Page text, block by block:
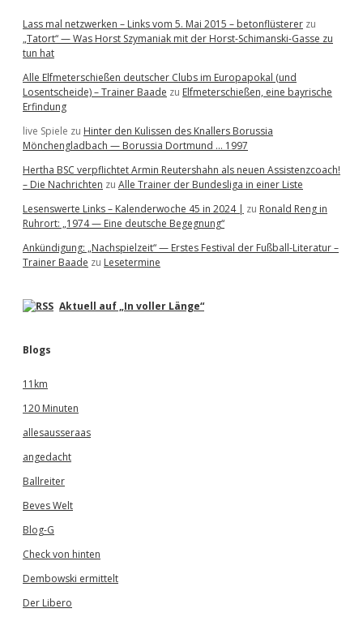
Lass mal netzwerken – Links vom 5. Mai 2015 – betonflüsterer zu
„Tatort“ — Was Horst Szymaniak mit der Horst-Schimanski-Gasse zu
tun hat
Alle Elfmeterschießen deutscher Clubs im Europapokal (und
Losentscheide) – Trainer Baade zu Elfmeterschießen, eine bayrische
Erfindung
live Spiele zu Hinter den Kulissen des Knallers Borussia
Mönchengladbach — Borussia Dortmund … 1997
Hertha BSC verpflichtet Armin Reutershahn als neuen Assistenzcoach!
– Die Nachrichten zu Alle Trainer der Bundesliga in einer Liste
Lesenswerte Links – Kalenderwoche 45 in 2024 | zu Ronald Reng in
Ruhrort: „1974 — Eine deutsche Begegnung“
Ankündigung: „Nachspielzeit“ — Erstes Festival der Fußball-Literatur –
Trainer Baade zu Lesetermine
Aktuell auf „In voller Länge“
Blogs
11km
120 Minuten
allesausseraas
angedacht
Ballreiter
Beves Welt
Blog-G
Check von hinten
Dembowski ermittelt
Der Libero